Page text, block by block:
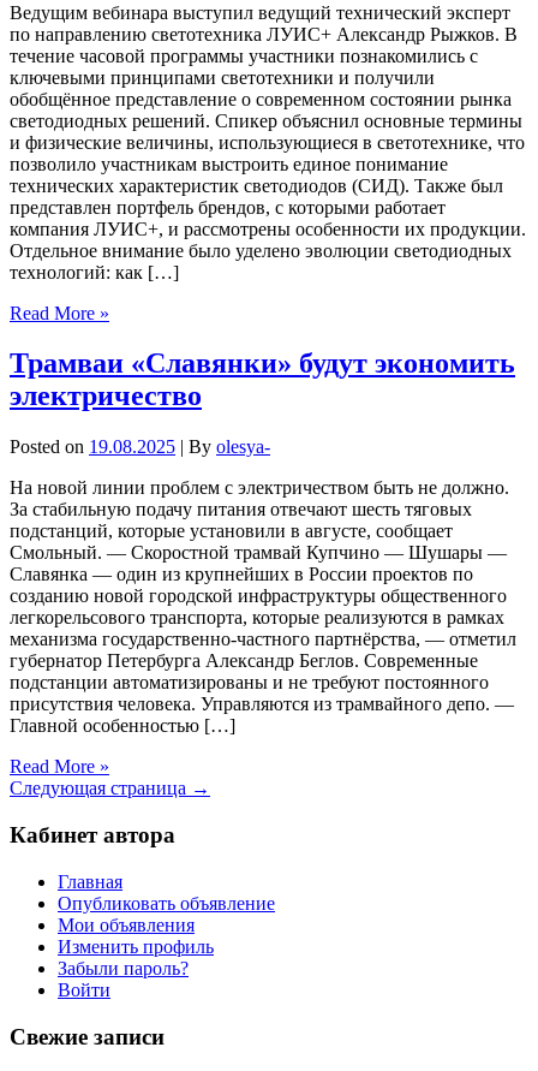
Ведущим вебинара выступил ведущий технический эксперт
по направлению светотехника ЛУИС+ Александр Рыжков. В
течение часовой программы участники познакомились с
ключевыми принципами светотехники и получили
обобщённое представление о современном состоянии рынка
светодиодных решений. Спикер объяснил основные термины
и физические величины, использующиеся в светотехнике, что
позволило участникам выстроить единое понимание
технических характеристик светодиодов (СИД). Также был
представлен портфель брендов, с которыми работает
компания ЛУИС+, и рассмотрены особенности их продукции.
Отдельное внимание было уделено эволюции светодиодных
технологий: как […]
Read More »
Трамваи «Славянки» будут экономить
электричество
Posted on 19.08.2025 | By olesya-
На новой линии проблем с электричеством быть не должно.
За стабильную подачу питания отвечают шесть тяговых
подстанций, которые установили в августе, сообщает
Смольный. — Скоростной трамвай Купчино — Шушары —
Славянка — один из крупнейших в России проектов по
созданию новой городской инфраструктуры общественного
легкорельсового транспорта, которые реализуются в рамках
механизма государственно-частного партнёрства, — отметил
губернатор Петербурга Александр Беглов. Современные
подстанции автоматизированы и не требуют постоянного
присутствия человека. Управляются из трамвайного депо. —
Главной особенностью […]
Read More »
Следующая страница →
Кабинет автора
Главная
Опубликовать объявление
Мои объявления
Изменить профиль
Забыли пароль?
Войти
Свежие записи